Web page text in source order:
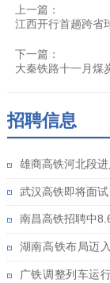
上一篇：
江西开行首趟跨省
下一篇：
大秦铁路十一月煤
招聘信息
雄商高铁河北段
武汉高铁即将面
南昌高铁招聘中
湖南高铁布局迈
铁
广铁调整列车运